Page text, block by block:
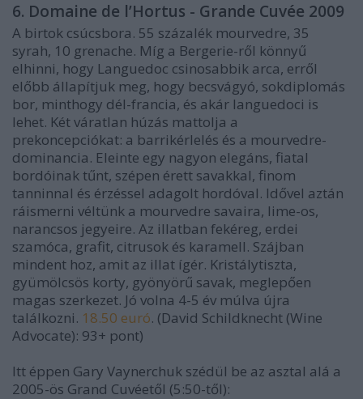
6. Domaine de l’Hortus - Grande Cuvée 2009
A birtok csúcsbora. 55 százalék mourvedre, 35
syrah, 10 grenache. Míg a Bergerie-ről könnyű
elhinni, hogy Languedoc csinosabbik arca, erről
előbb állapítjuk meg, hogy becsvágyó, sokdiplomás
bor, minthogy dél-francia, és akár languedoci is
lehet. Két váratlan húzás mattolja a
prekoncepciókat: a barrikérlelés és a mourvedre-
dominancia. Eleinte egy nagyon elegáns, fiatal
bordóinak tűnt, szépen érett savakkal, finom
tanninnal és érzéssel adagolt hordóval. Idővel aztán
ráismerni véltünk a mourvedre savaira, lime-os,
narancsos jegyeire. Az illatban fekéreg, erdei
szamóca, grafit, citrusok és karamell. Szájban
mindent hoz, amit az illat ígér. Kristálytiszta,
gyümölcsös korty, gyönyörű savak, meglepően
magas szerkezet. Jó volna 4-5 év múlva újra
találkozni. 18.50 euró. (David Schildknecht (Wine
Advocate): 93+ pont)
Itt éppen Gary Vaynerchuk szédül be az asztal alá a
2005-ös Grand Cuvéetől (5:50-től):